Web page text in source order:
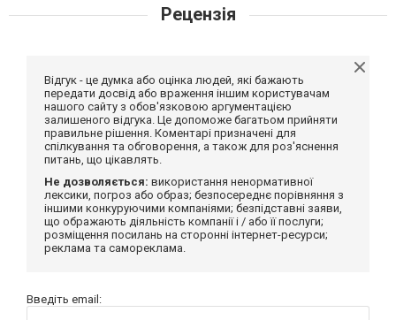
Рецензія
Відгук - це думка або оцінка людей, які бажають
передати досвід або враження іншим користувачам
нашого сайту з обов'язковою аргументацією
залишеного відгука. Це допоможе багатьом прийняти
правильне рішення. Коментарі призначені для
спілкування та обговорення, а також для роз'яснення
питань, що цікавлять.
Не дозволяється: використання ненормативної
лексики, погроз або образ; безпосереднє порівняння з
іншими конкуруючими компаніями; безпідставні заяви,
що ображають діяльність компанії і / або її послуги;
розміщення посилань на сторонні інтернет-ресурси;
реклама та самореклама.
Введіть email: